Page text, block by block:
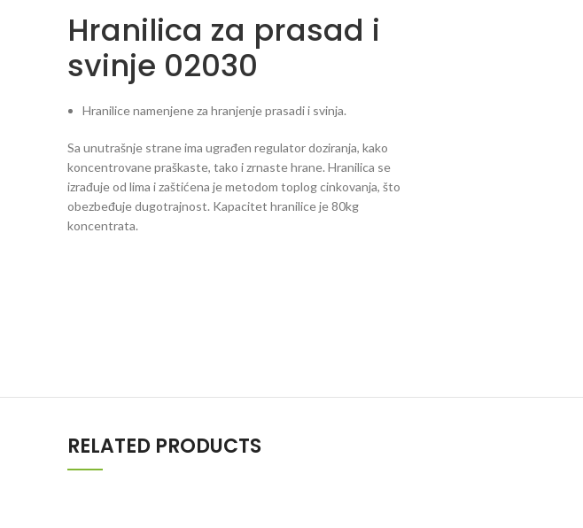
Hranilica za prasad i
svinje 02030
Hranilice namenjene za hranjenje prasadi i svinja.
Sa unutrašnje strane ima ugrađen regulator doziranja, kako
koncentrovane praškaste, tako i zrnaste hrane. Hranilica se
izrađuje od lima i zaštićena je metodom toplog cinkovanja, što
obezbeđuje dugotrajnost. Kapacitet hranilice je 80kg
koncentrata.
RELATED PRODUCTS